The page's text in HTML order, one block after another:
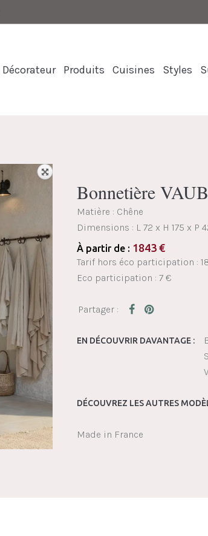
Décorateur Produits Cuisines Styles
Bonnetière
Matière : Chêne
Dimensions : L 72 x H 175 x P
À partir de : 1843 €
Tarif hors éco participation :
Eco participation : 7 €
EN DÉCOUVRIR DAVANTAGE :
DÉCOUVREZ LES AUTRES
Made in France